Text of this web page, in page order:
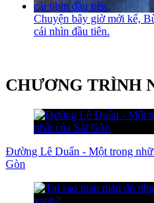
Chuyện bây giờ mới kể,
cái nhìn đầu tiên.
CHƯƠNG TRÌNH
Đường Lê Duẩn - Một trong
Gòn